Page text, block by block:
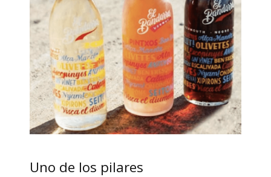
Uno de los pilares